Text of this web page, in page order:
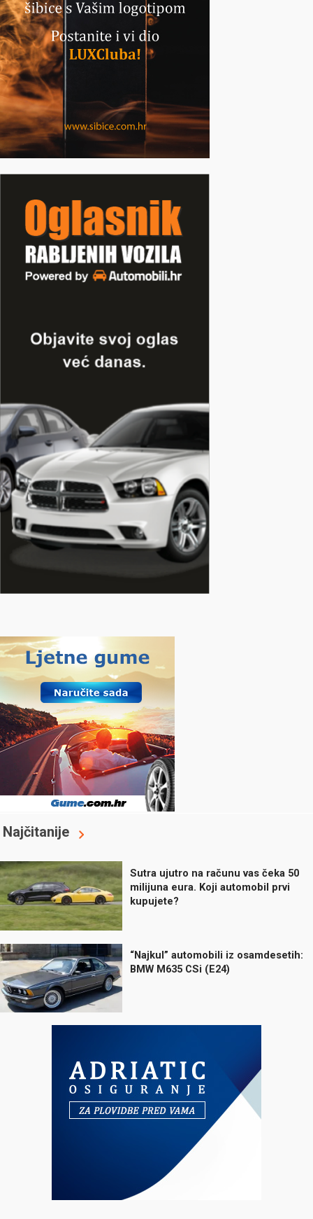
Najčitanije
Sutra ujutro na računu vas čeka 50
milijuna eura. Koji automobil prvi
kupujete?
“Najkul” automobili iz osamdesetih:
BMW M635 CSi (E24)